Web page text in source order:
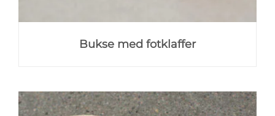
Bukse med fotklaffer